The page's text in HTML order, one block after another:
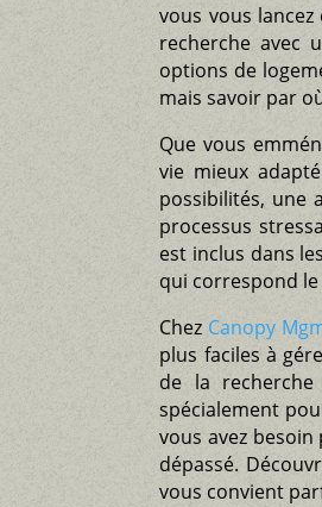
vous vous
recherche avec
options de
mais savoir par
Que vous
vie mieux
possibilités, une
processus
est inclus dans
qui correspond
Chez Canopy
plus faciles à
de la
spécialement
vous avez
dépassé.
vous convient